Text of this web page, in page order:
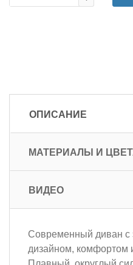
ОПИСАНИЕ
МАТЕРИАЛЫ И
ВИДЕО
Современный диван с
дизайном, комфортом